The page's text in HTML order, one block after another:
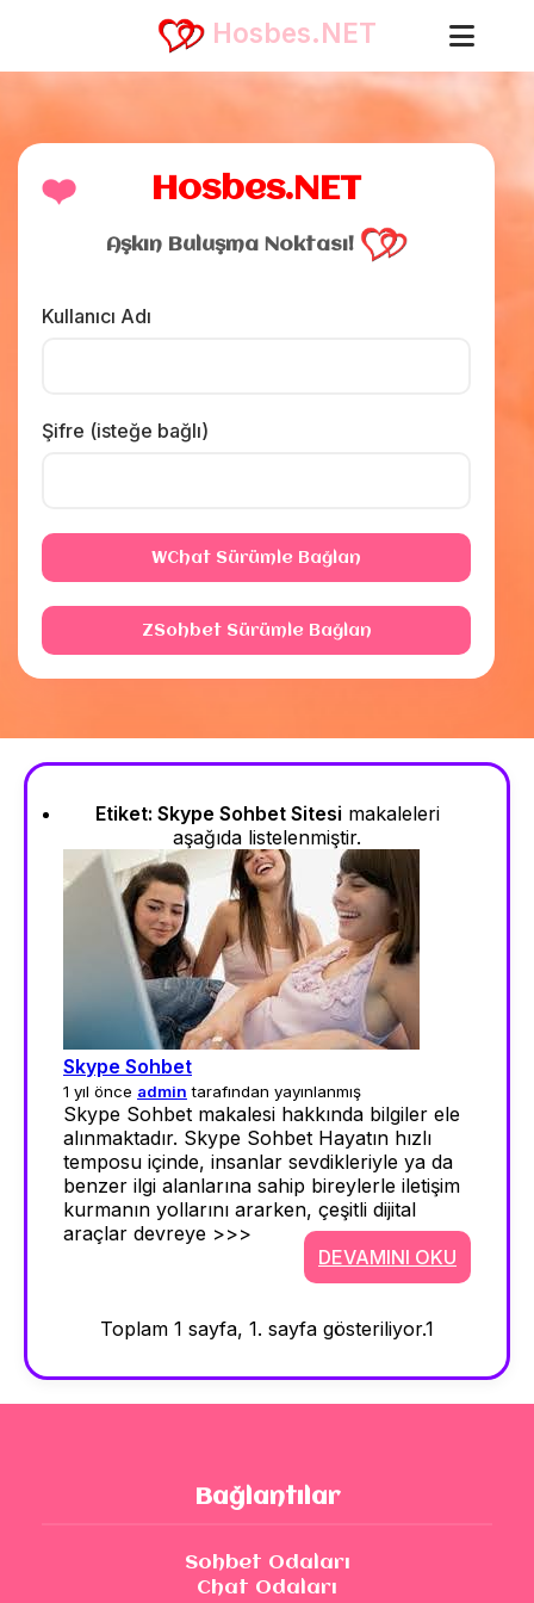
Hosbes.NET
❤️ Hosbes.NET
Aşkın Buluşma Noktası!
Kullanıcı Adı
Şifre (isteğe bağlı)
WChat Sürümle Bağlan
ZSohbet Sürümle Bağlan
Etiket: Skype Sohbet Sitesi makaleleri
aşağıda listelenmiştir.
Skype Sohbet
1 yıl önce admin tarafından yayınlanmış
Skype Sohbet makalesi hakkında bilgiler ele
alınmaktadır. Skype Sohbet Hayatın hızlı
temposu içinde, insanlar sevdikleriyle ya da
benzer ilgi alanlarına sahip bireylerle iletişim
kurmanın yollarını ararken, çeşitli dijital
araçlar devreye >>>
DEVAMINI OKU
Toplam 1 sayfa, 1. sayfa gösteriliyor.1
Bağlantılar
Sohbet Odaları
Chat Odaları